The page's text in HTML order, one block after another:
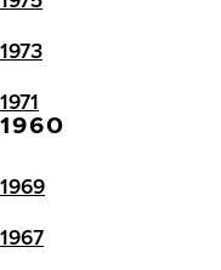
1973
1971
1960
1969
1967